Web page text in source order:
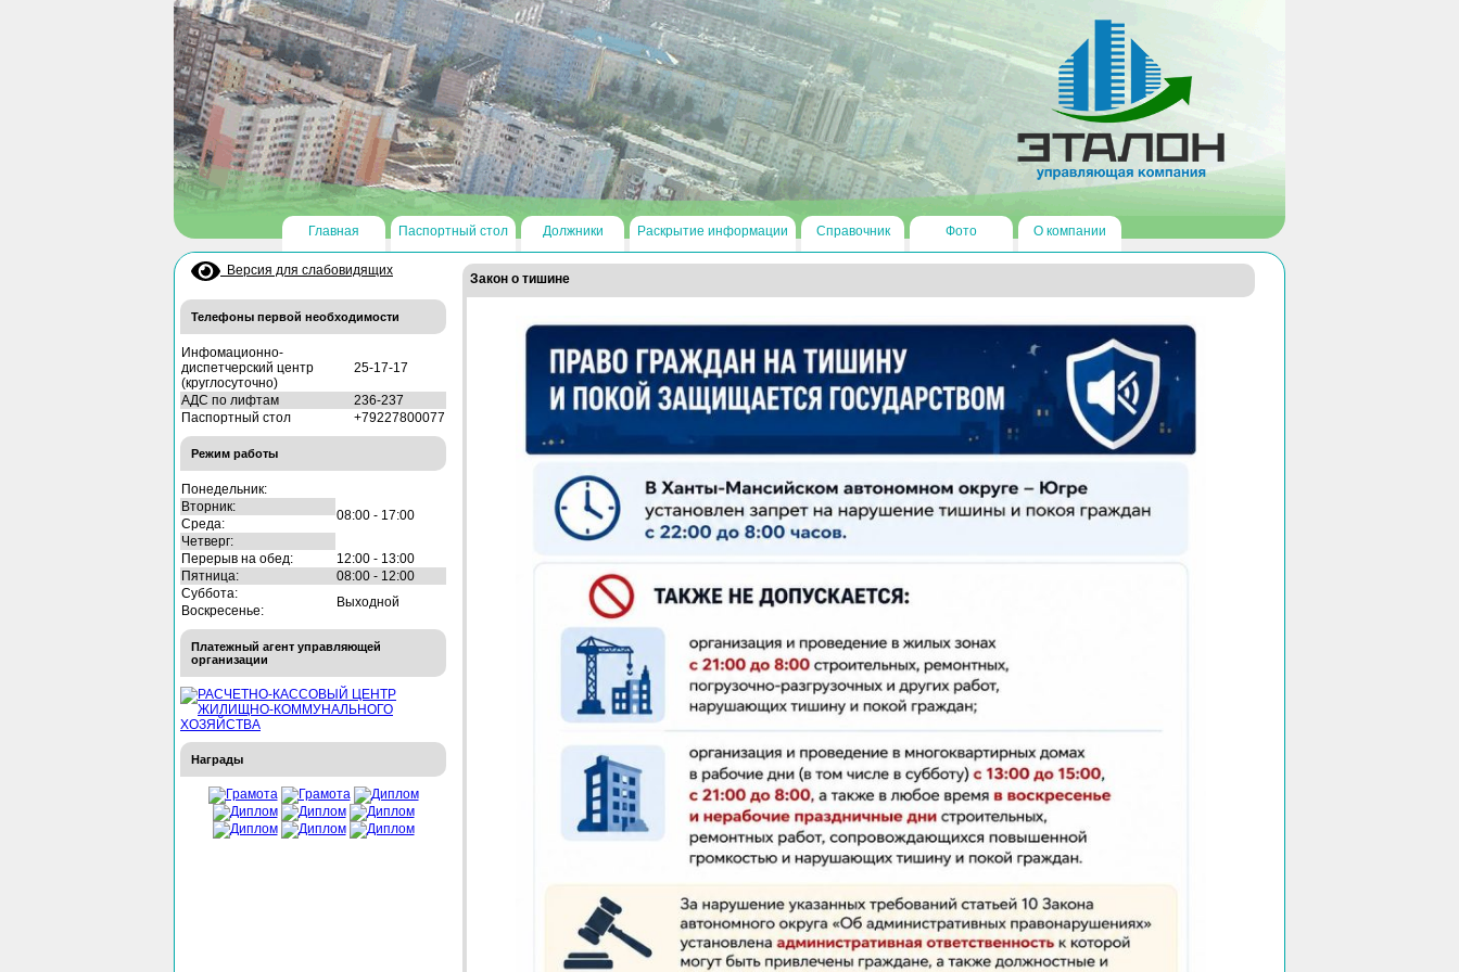
Главная Паспортный стол Должники Раскрытие информации Справочник Фото О компании
Версия для слабовидящих
Телефоны первой необходимости
Инфомационно-
диспетчерский центр
(круглосуточно)
25-17-17
АДС по лифтам
236-237
Паспортный стол
+79227800077
Режим работы
Понедельник:
08:00 - 17:00
Вторник:
Среда:
Четверг:
Перерыв на обед:
12:00 - 13:00
Пятница:
08:00 - 12:00
Суббота:
Выходной
Воскресенье:
Платежный агент управляющей
организации
Награды
Закон о тишине